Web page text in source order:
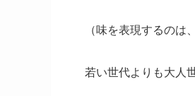
（味を表現するのは
若い世代よりも大人